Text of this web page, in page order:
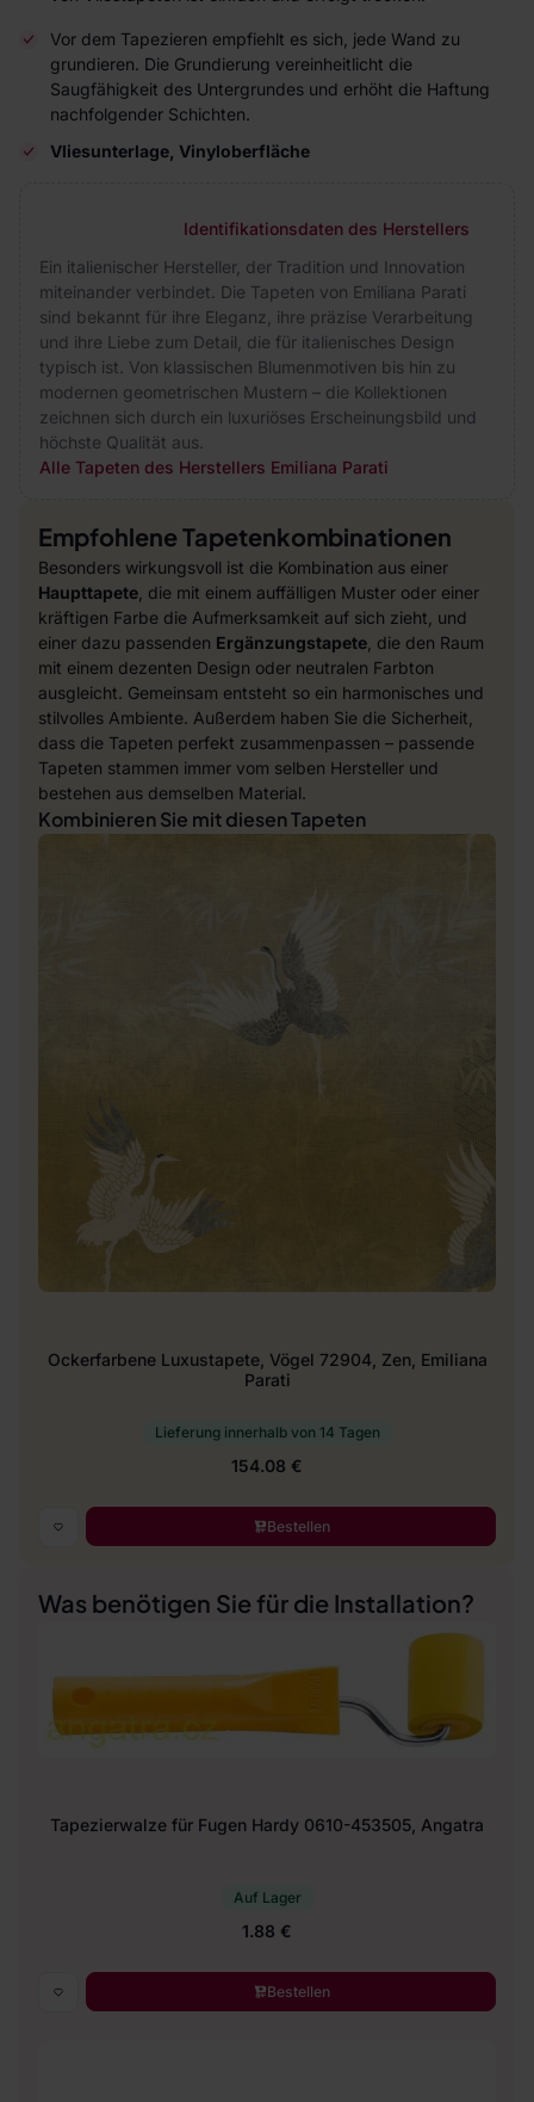
Vor dem Tapezieren empfiehlt es sich, jede Wand zu
grundieren. Die Grundierung vereinheitlicht die
Saugfähigkeit des Untergrundes und erhöht die Haftung
nachfolgender Schichten.
Vliesunterlage, Vinyloberfläche
Identifikationsdaten des Herstellers
Ein italienischer Hersteller, der Tradition und Innovation
miteinander verbindet. Die Tapeten von Emiliana Parati
sind bekannt für ihre Eleganz, ihre präzise Verarbeitung
und ihre Liebe zum Detail, die für italienisches Design
typisch ist. Von klassischen Blumenmotiven bis hin zu
modernen geometrischen Mustern – die Kollektionen
zeichnen sich durch ein luxuriöses Erscheinungsbild und
höchste Qualität aus.
Alle Tapeten des Herstellers Emiliana Parati
Empfohlene Tapetenkombinationen
Besonders wirkungsvoll ist die Kombination aus einer
Haupttapete , die mit einem auffälligen Muster oder einer
kräftigen Farbe die Aufmerksamkeit auf sich zieht, und
einer dazu passenden Ergänzungstapete , die den Raum
mit einem dezenten Design oder neutralen Farbton
ausgleicht. Gemeinsam entsteht so ein harmonisches und
stilvolles Ambiente. Außerdem haben Sie die Sicherheit,
dass die Tapeten perfekt zusammenpassen – passende
Tapeten stammen immer vom selben Hersteller und
bestehen aus demselben Material.
Kombinieren Sie mit diesen Tapeten
Ockerfarbene Luxustapete, Vögel 72904, Zen, Emiliana
Parati
Lieferung innerhalb von 14 Tagen
154.08 €
Bestellen
Was benötigen Sie für die Installation?
Tapezierwalze für Fugen Hardy 0610-453505, Angatra
Auf Lager
1.88 €
Bestellen